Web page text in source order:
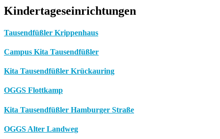
Kindertageseinrichtungen
Tausendfüßler Krippenhaus
Campus Kita Tausendfüßler
Kita Tausendfüßler Krückauring
OGGS Flottkamp
Kita Tausendfüßler Hamburger Straße
OGGS Alter Landweg